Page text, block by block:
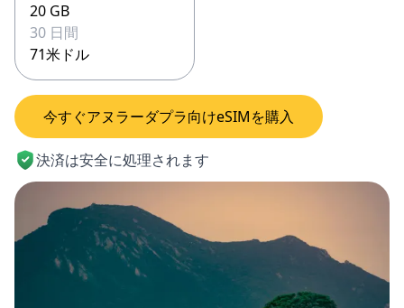
20 GB
30 日間
71米ドル
今すぐアヌラーダプラ向けeSIMを購入
決済は安全に処理されます